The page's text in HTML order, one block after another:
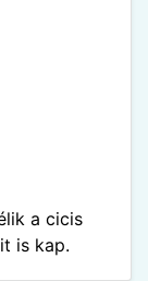
a cicis
is kap.